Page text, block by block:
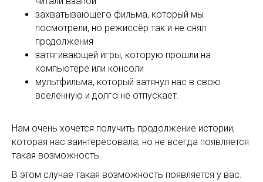
захватывающего фильма, который мы
посмотрели, но режиссёр так и не снял
продолжения
затягивающей игры, которую прошли на
компьютере или консоли
мультфильма, который затянул нас в свою
вселенную и долго не отпускает.
Нам очень хочется получить продолжение истории,
которая нас заинтересовала, но не всегда появляется
такая возможность.
В этом случае такая возможность появляется у вас.